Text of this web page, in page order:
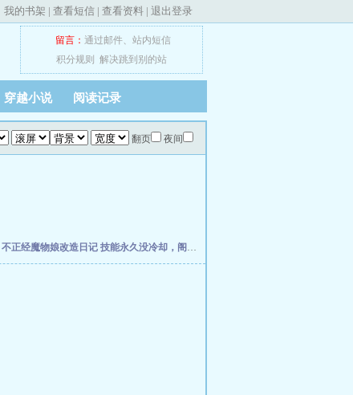
我的书架 | 查看短信 | 查看资料 | 退出登录
留言： 通过邮件、 站内短信
积分规则
解决跳到别的站
穿越小说 阅读记录
翻页 夜间
不正经魔物娘改造日记 技能永久没冷却，阁下如何应对？